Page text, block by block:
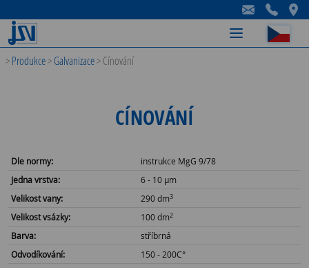
-
-
-
>Produkce>Galvanizace>Cínování
CÍNOVÁNÍ
Dle normy:
instrukce MgG 9/78
Jedna vrstva:
6 - 10 µm
Velikost vany:
290 dm3
Velikost vsázky: 100 dm2
Barva:
stříbrná
Odvodíkování:
150 - 200C°